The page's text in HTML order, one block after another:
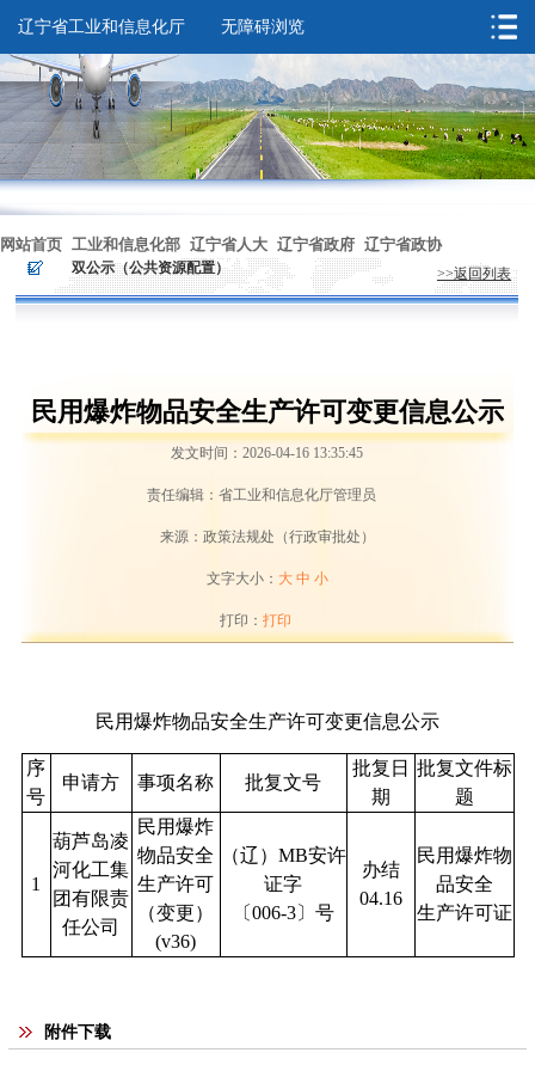
网站首页 工业和信息化部 辽宁省人大 辽宁省政府 辽宁省政协
无障碍浏览
辽宁省工业和信息化厅 无障碍浏览
> 双公示（公共资源配置） >>返回列表
民用爆炸物品安全生产许可变更信息公示
发文时间：2026-04-16 13:35:45
责任编辑：省工业和信息化厅管理员
来源：政策法规处（行政审批处）
文字大小： 大 中 小
打印： 打印
民用爆炸物品安全生产许可变更信息公示
序
号
申请方 事项名称 批复文号
批复日
期
批复文件标
题
1
葫芦岛凌
河化工集
团有限责
任公司
民用爆炸
物品安全
生产许可
（变更）
(v36)
（辽）MB安许
证字
〔006-3〕号
办结
04.16
民用爆炸物
品安全
生产许可证
附件下载